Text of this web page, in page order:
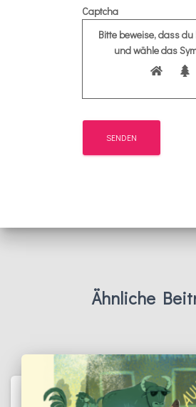
Captcha
Bitte beweise, dass
und wähle das
Ähnliche